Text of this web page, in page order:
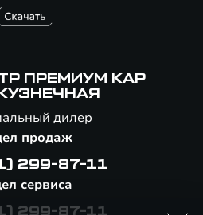
ПРЕМИУМ КАР
дилер
продаж
299-87-11
сервиса
299-87-11